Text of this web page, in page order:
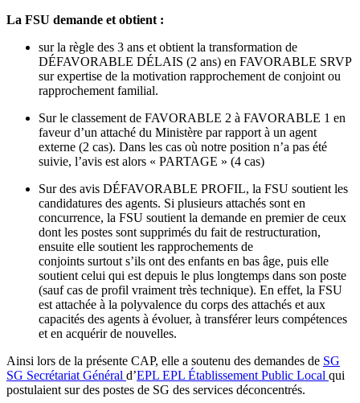
La FSU demande et obtient :
sur la règle des 3 ans et obtient la transformation de
DÉFAVORABLE DÉLAIS (2 ans) en FAVORABLE SRVP
sur expertise de la motivation rapprochement de conjoint ou
rapprochement familial.
Sur le classement de FAVORABLE 2 à FAVORABLE 1 en
faveur d’un attaché du Ministère par rapport à un agent
externe (2 cas). Dans les cas où notre position n’a pas été
suivie, l’avis est alors « PARTAGE » (4 cas)
Sur des avis DÉFAVORABLE PROFIL, la FSU soutient les
candidatures des agents. Si plusieurs attachés sont en
concurrence, la FSU soutient la demande en premier de ceux
dont les postes sont supprimés du fait de restructuration,
ensuite elle soutient les rapprochements de
conjoints surtout s’ils ont des enfants en bas âge, puis elle
soutient celui qui est depuis le plus longtemps dans son poste
(sauf cas de profil vraiment très technique). En effet, la FSU
est attachée à la polyvalence du corps des attachés et aux
capacités des agents à évoluer, à transférer leurs compétences
et en acquérir de nouvelles.
Ainsi lors de la présente CAP, elle a soutenu des demandes de SG
SG Secrétariat Général d’EPL EPL Établissement Public Local qui
postulaient sur des postes de SG des services déconcentrés.